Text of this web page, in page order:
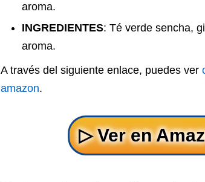
aroma.
INGREDIENTES: Té verde sencha,
aroma.
A través del siguiente enlace, puedes ver
amazon.